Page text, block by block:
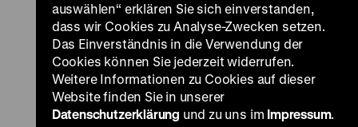
Zu
unserer
Instagram
Zu
unserer
YouTube
Zu
unserer
Facebook
Zu
LinkedIn
Zu
auswählen“ erklären Sie sich einverstanden,
dass wir Cookies zu Analyse-Zwecken setzen.
Das Einverständnis in die Verwendung der
Cookies können Sie jederzeit widerrufen.
Weitere Informationen zu Cookies auf dieser
Website finden Sie in unserer
Datenschutzerklärung und zu uns im Impressum.